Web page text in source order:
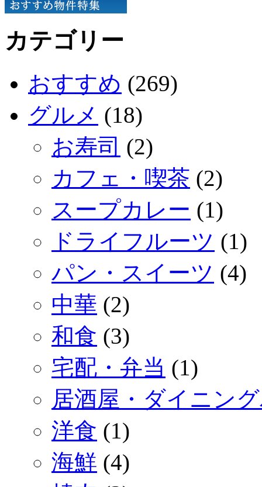
カテゴリー
おすすめ (269)
グルメ (18)
お寿司 (2)
カフェ・喫茶 (2)
スープカレー (1)
ドライフルーツ (1)
パン・スイーツ (4)
中華 (2)
和食 (3)
宅配・弁当 (1)
居酒屋・ダイニン
洋食 (1)
海鮮 (4)